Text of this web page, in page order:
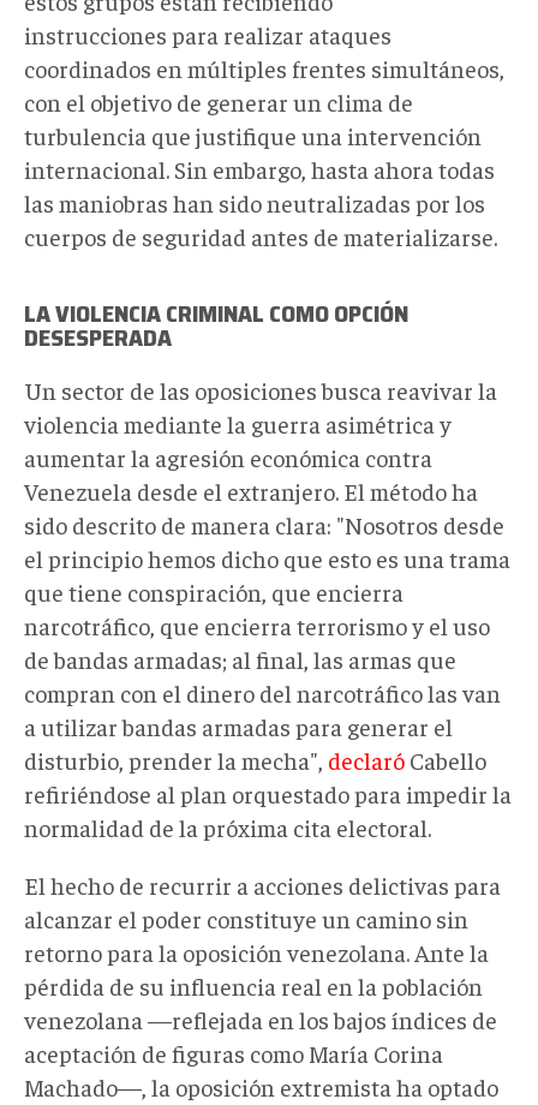
instrucciones para realizar ataques
coordinados en múltiples frentes simultáneos,
con el objetivo de generar un clima de
turbulencia que justifique una intervención
internacional. Sin embargo, hasta ahora todas
las maniobras han sido neutralizadas por los
cuerpos de seguridad antes de materializarse.
LA VIOLENCIA CRIMINAL COMO OPCIÓN
DESESPERADA
Un sector de las oposiciones busca reavivar la
violencia mediante la guerra asimétrica y
aumentar la agresión económica contra
Venezuela desde el extranjero. El método ha
sido descrito de manera clara: "Nosotros desde
el principio hemos dicho que esto es una trama
que tiene conspiración, que encierra
narcotráfico, que encierra terrorismo y el uso
de bandas armadas; al final, las armas que
compran con el dinero del narcotráfico las van
a utilizar bandas armadas para generar el
disturbio, prender la mecha", declaró Cabello
refiriéndose al plan orquestado para impedir la
normalidad de la próxima cita electoral.
El hecho de recurrir a acciones delictivas para
alcanzar el poder constituye un camino sin
retorno para la oposición venezolana. Ante la
pérdida de su influencia real en la población
venezolana —reflejada en los bajos índices de
aceptación de figuras como María Corina
Machado—, la oposición extremista ha optado